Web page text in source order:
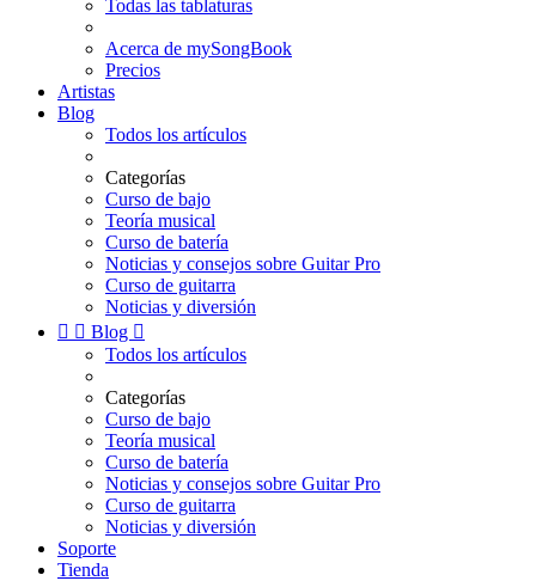
Todas las tablaturas
Acerca de mySongBook
Precios
Artistas
Blog
Todos los artículos
Categorías
Curso de bajo
Teoría musical
Curso de batería
Noticias y consejos sobre Guitar Pro
Curso de guitarra
Noticias y diversión
  Blog 
Todos los artículos
Categorías
Curso de bajo
Teoría musical
Curso de batería
Noticias y consejos sobre Guitar Pro
Curso de guitarra
Noticias y diversión
Soporte
Tienda